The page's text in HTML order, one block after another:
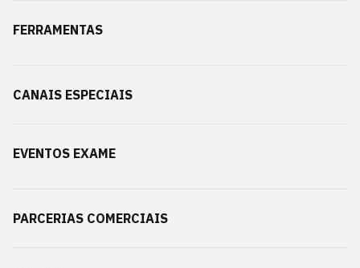
FERRAMENTAS
CANAIS ESPECIAIS
EVENTOS EXAME
PARCERIAS COMERCIAIS